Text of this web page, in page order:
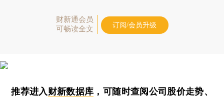
财新通会员
可畅读全文
订阅/会员升级
推荐进入财新数据库 ，可随时查阅公司股价走势、